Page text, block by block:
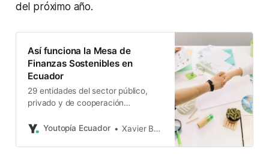
del próximo año.
Así funciona la Mesa de
Finanzas Sostenibles en
Ecuador
29 entidades del sector público,
privado y de cooperación
necesita USD 15.450 millones
Youtopía Ecuador Xavier Basantes